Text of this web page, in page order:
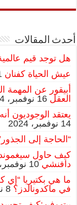
أحدث المقالات
هل توجد قيم
عيش الحياة كفنان 1
أبيقور عن المهمة
العقل 16 نوفمبر، 2024
يعتقد الوجوديون
14 نوفمبر، 2024
“الحاجة إلى
كيف حاول سيغموند
دافنشي 10 نوفمبر، 2024
ما هي بكتيريا “إي
في ماكدونالدز؟ 8 نوفمبر، 2024